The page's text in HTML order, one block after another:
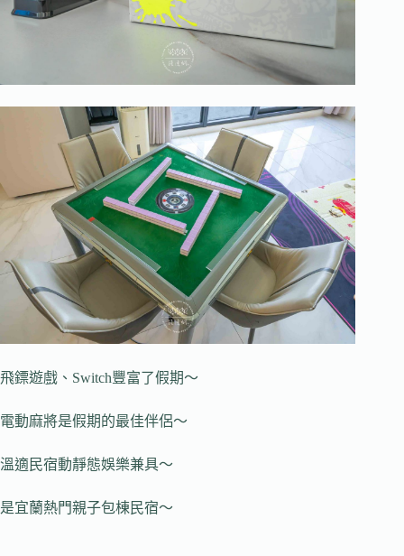
飛鏢遊戲、Switch豐富了假期～
電動麻將是假期的最佳伴侶～
溫適民宿動靜態娛樂兼具～
是宜蘭熱門親子包棟民宿～